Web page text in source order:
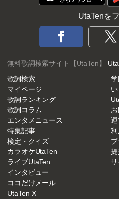
UtaTenを
無料歌詞検索サイト【UtaTen】
歌詞検索
マイページ
歌詞ランキング
歌詞コラム
エンタメニュース
特集記事
検定・クイズ
カラオケUtaTen
ライブUtaTen
インタビュー
ココだけメール
UtaTen X
学
い
運
利
提
サ